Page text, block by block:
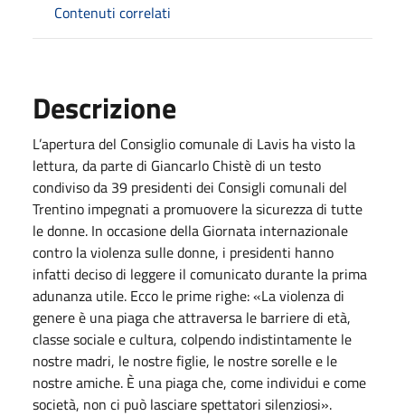
Contenuti correlati
Descrizione
L’apertura del Consiglio comunale di Lavis ha visto la
lettura, da parte di Giancarlo Chistè di un testo
condiviso da 39 presidenti dei Consigli comunali del
Trentino impegnati a promuovere la sicurezza di tutte
le donne. In occasione della Giornata internazionale
contro la violenza sulle donne, i presidenti hanno
infatti deciso di leggere il comunicato durante la prima
adunanza utile. Ecco le prime righe: «La violenza di
genere è una piaga che attraversa le barriere di età,
classe sociale e cultura, colpendo indistintamente le
nostre madri, le nostre figlie, le nostre sorelle e le
nostre amiche. È una piaga che, come individui e come
società, non ci può lasciare spettatori silenziosi».